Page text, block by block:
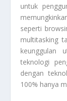
untuk
seperti
multitasking
keunggulan
teknologi
dengan
100% hanya